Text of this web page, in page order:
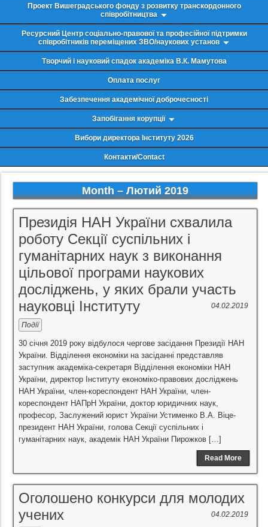
Проект Вишеградського фонду з розвитку транскордонного
співробітництва
Ресурсний Центр соціально-правової та професійної підтримки
співробітників переміщених ЗВО/наукових установ
Творчий і науковий спадок академіка В.К. Мамутова
Оплата послуг
Забезпечення академічної доброчесності
Запобігання корупції
Вибори директора Інституту 2026
Контакти/Contact
Month –Лютий 2019
Президія НАН України схвалила
роботу Секції суспільних і
гуманітарних наук з виконання
цільової програми наукових
досліджень, у яких брали участь
науковці Інституту
04.02.2019
Події
30 січня 2019 року відбулося чергове засідання Президії НАН
України. Відділення економіки на засіданні представляв
заступник академіка-секретаря Відділення економіки НАН
України, директор Інституту економіко-правових досліджень
НАН України, член-кореспондент НАН України, член-
кореспондент НАПрН України, доктор юридичних наук,
професор, Заслужений юрист України Устименко В.А. Віце-
президент НАН України, голова Секції суспільних і
гуманітарних наук, академік НАН України Пирожков […]
Read More
Оголошено конкурси для молодих
учених
04.02.2019